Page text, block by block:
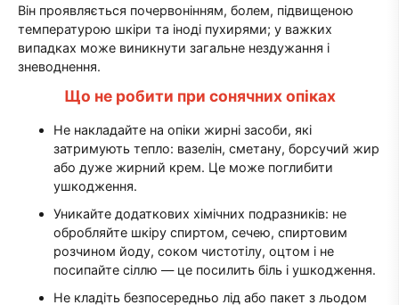
Він проявляється почервонінням, болем, підвищеною
температурою шкіри та іноді пухирями; у важких
випадках може виникнути загальне нездужання і
зневоднення.
Що не робити при сонячних опіках
Не накладайте на опіки жирні засоби, які
затримують тепло: вазелін, сметану, борсучий жир
або дуже жирний крем. Це може поглибити
ушкодження.
Уникайте додаткових хімічних подразників: не
обробляйте шкіру спиртом, сечею, спиртовим
розчином йоду, соком чистотілу, оцтом і не
посипайте сіллю — це посилить біль і ушкодження.
Не кладіть безпосередньо лід або пакет з льодом